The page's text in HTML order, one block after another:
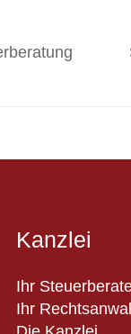
Kanzlei
Ihr
Ihr